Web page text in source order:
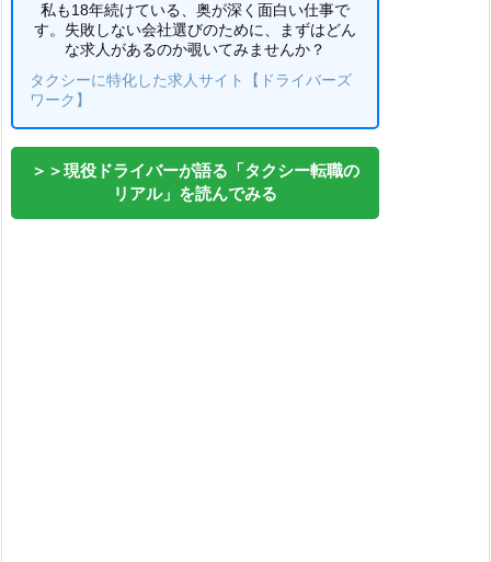
私も18年続けている、奥が深く面白い仕事で
す。失敗しない会社選びのために、まずはどん
な求人があるのか覗いてみませんか？
タクシーに特化した求人サイト【ドライバーズ
ワーク】
＞＞現役ドライバーが語る「タクシー転職の
リアル」を読んでみる